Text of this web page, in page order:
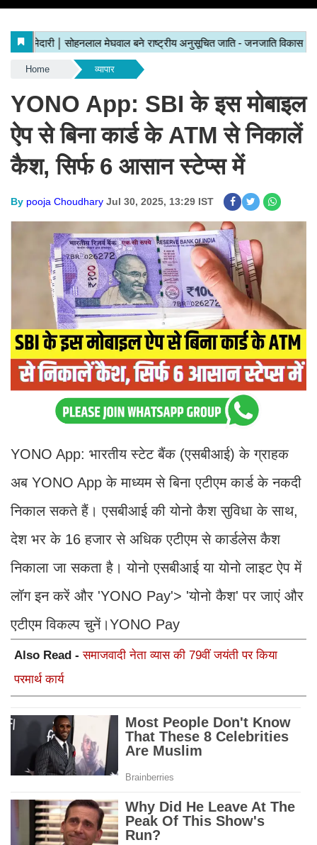
Home व्यापार
YONO App: SBI के इस मोबाइल
ऐप से बिना कार्ड के ATM से निकालें
कैश, सिर्फ 6 आसान स्टेप्स में
By pooja Choudhary Jul 30, 2025, 13:29 IST
YONO App: भारतीय स्टेट बैंक (एसबीआई) के ग्राहक
अब YONO App के माध्यम से बिना एटीएम कार्ड के नकदी
निकाल सकते हैं। एसबीआई की योनो कैश सुविधा के साथ,
देश भर के 16 हजार से अधिक एटीएम से कार्डलेस कैश
निकाला जा सकता है। योनो एसबीआई या योनो लाइट ऐप में
लॉग इन करें और 'YONO Pay'> 'योनो कैश' पर जाएं और
एटीएम विकल्प चुनें।YONO Pay
Also Read -समाजवादी नेता व्यास की 79वीं जयंती पर किया
परमार्थ कार्य